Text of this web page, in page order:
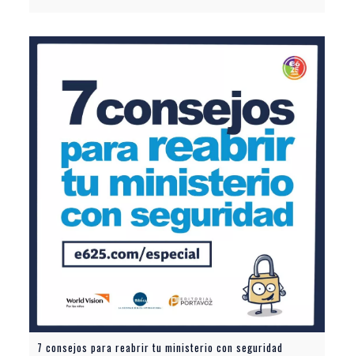
7 consejos para reabrir tu ministerio con seguridad